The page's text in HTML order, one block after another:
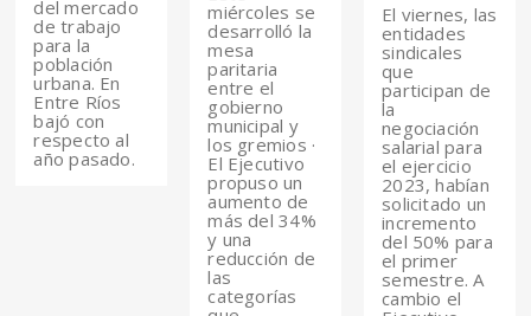
del mercado
de trabajo
para la
población
urbana. En
Entre Ríos
bajó con
respecto al
año pasado.
miércoles se
desarrolló la
mesa
paritaria
entre el
gobierno
municipal y
los gremios ·
El Ejecutivo
propuso un
aumento de
más del 34%
y una
reducción de
las
categorías
El viernes, las
entidades
sindicales
que
participan de
la
negociación
salarial para
el ejercicio
2023, habían
solicitado un
incremento
del 50% para
el primer
semestre. A
cambio el